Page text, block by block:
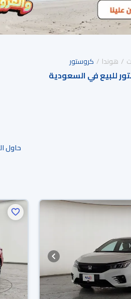
هوندا كروستور
للبيع في السعودية
حاول